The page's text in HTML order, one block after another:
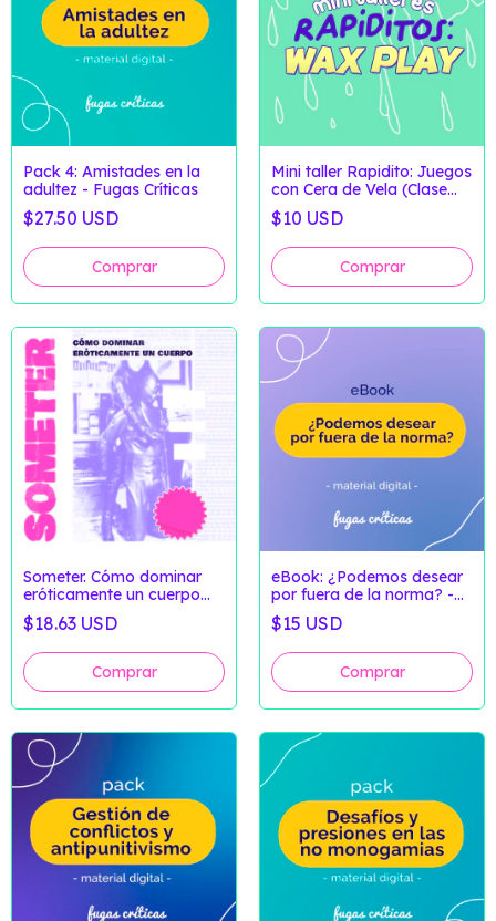
Pack 4: Amistades en la
adultez - Fugas Críticas
$27.50 USD
Mini taller Rapidito: Juegos
con Cera de Vela (Clase
Grabada)
$10 USD
Someter. Cómo dominar
eróticamente un cuerpo
(Clase Grabada)
$18.63 USD
eBook: ¿Podemos desear
por fuera de la norma? -
Fugas Críticas
$15 USD